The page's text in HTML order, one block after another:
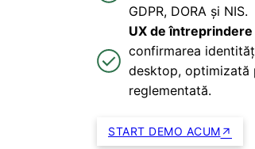
GDPR, DORA și NIS.
UX de
confirmarea
desktop, optimizată
reglementată.
START DEMO ACUM